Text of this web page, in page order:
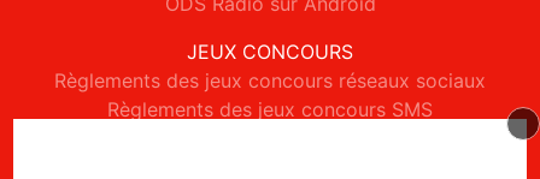
JEUX CONCOURS
Règlements des jeux concours réseaux sociaux
Règlements des jeux concours SMS